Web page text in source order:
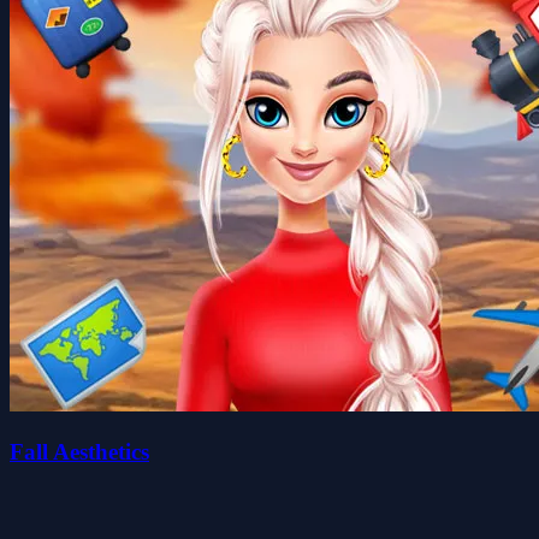
Fall Aesthetics